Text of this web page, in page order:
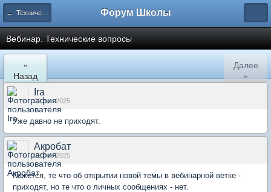
← Технический отдел Форум Школы
Вебинар. Технические вопросы
«
Назад
Далее
»
Ira
02 сен 2025
Уже давно не приходят.
Акробат
02 сен 2025
Кажется, те что об открытии новой темы в вебинарной ветке -
приходят, но те что о личных сообщениях - нет.